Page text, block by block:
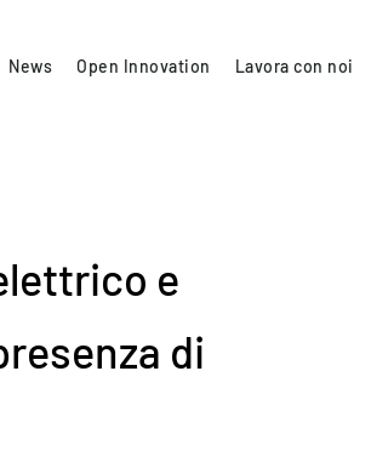
News Open Innovation Lavora con noi
e
di